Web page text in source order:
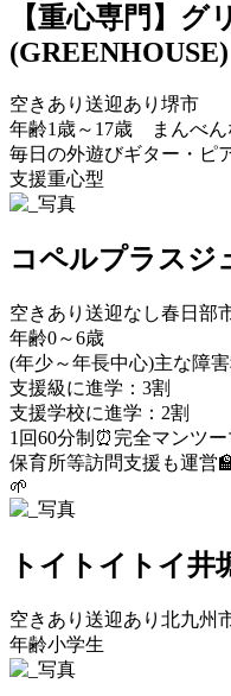
【重心専門】グ
(GREENHOUSE)
空きあり 送迎あり 堺市
年齢1歳～17歳 まんべん
毎日の外遊びギター・ピ
支援重心型
コペルプラスジ
空きあり 送迎なし春日部
年齢0～6歳
(年少～年長中心)主な障
支援級に進学：3割
支援学校に進学：2割
1回60分制⏰ 完全マンツ
保育所等訪問支援も運営
🌱
トイトイトイ井
空きあり 送迎あり 北九州
年齢小学生